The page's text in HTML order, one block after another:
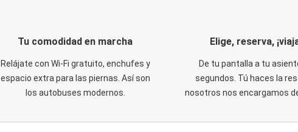
Tu comodidad en marcha
Relájate con Wi-Fi gratuito, enchufes y
espacio extra para las piernas. Así son
los autobuses modernos.
Elige, reserva,
De tu pantalla a tu
segundos. Tú haces la
nosotros nos encargamos